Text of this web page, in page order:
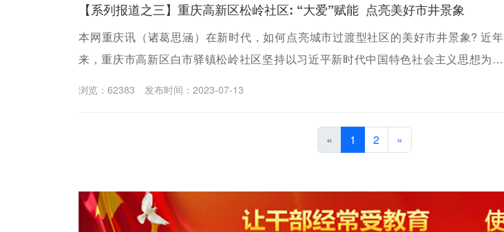
【系列报道之三】重庆高新区松岭社区: “大爱”赋能 点亮美好市井景象
本网重庆讯（诸葛思涵）在新时代，如何点亮城市过渡型社区的美好市井景象? 近年
来，重庆市高新区白市驿镇松岭社区坚持以习近平新时代中国特色社会主义思想为指
方法，以包罗万象的“大爱”赋能，以轻松随性的“摆龙门阵”方式，凝聚一代又一代、一批
浏览：62383 发布时间：2023-07-13
« 1 2 »